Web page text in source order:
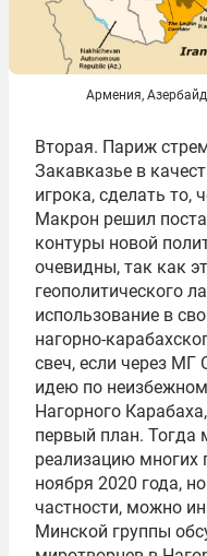
Армения,
Вторая. Париж
Закавказье в
игрока, сделать то,
Макрон решил
контуры новой
очевидны, так как
геополитического
использование в
нагорно-
свеч, если через МГ
идею по
Нагорного
первый план. Тогда
реализацию многих
ноября 2020 года,
частности, можно
Минской группы